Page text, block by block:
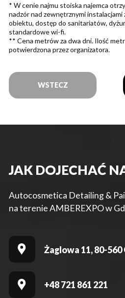
* W cenie najmu stoiska najemca
nadzór nad zewnętrznymi instalacjami
obiektu, dostęp do sanitariatów,
standardowe wi-fi.
** Cena metrów za dwa dni. Ilość
potwierdzona przez organizatora.
WSTECZ
JAK DOJECHAĆ
Autocosmetica Detailing &
na terenie AMBEREXPO w
Żaglowa 11, 80-560
+48 721 861 221